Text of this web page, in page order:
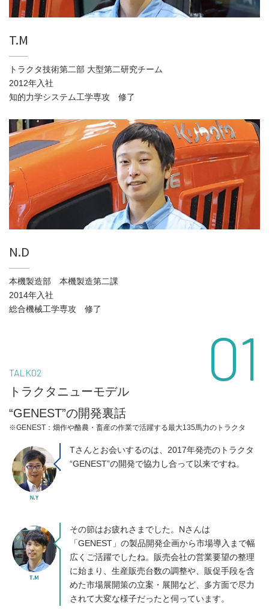
T.M
トラクタ技術第二部 大型第二研究チーム
2012年入社
知的力学システム工学専攻 修了
N.D
本機製造部 本機製造第二課
2014年入社
総合機械工学専攻 修了
01
TALK02
トラクタニューモデル
“GENEST”の開発裏話
※GENEST：畑作や酪農・畜産の作業で活躍する最大135馬力のトラクタ
Tさんとお会いするのは、2017年発売のトラクタ
“GENEST”の開発で協力し合って以来ですね。
その節はお疲れさまでした。Nさんは
「GENEST」の製品開発企画から市場導入まで幅
広くご活躍でしたね。販売会社の営業要望の整理
に始まり、生産販売台数の調整や、販促手段を含
めた市場展開策の立案・展開など、多方面で尽力
されて大変な様子だったと伺っています。